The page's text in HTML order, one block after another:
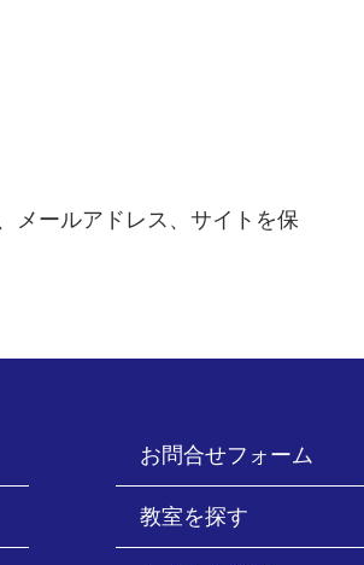
メールアドレス、サイトを保
お問合せフォーム
教室を探す